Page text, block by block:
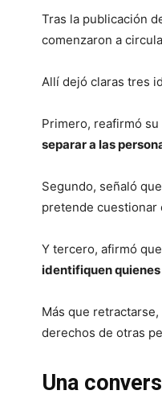
Tras la publicación
comenzaron a
Allí dejó claras tres
Primero, reafirmó
separar a las
Segundo, señaló que
pretende cuestionar
Y tercero, afirmó que
identifiquen
Más que
derechos de otras
Una